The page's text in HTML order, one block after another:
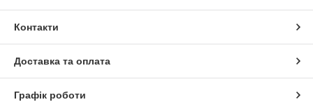
Контакти
Доставка та оплата
Графік роботи